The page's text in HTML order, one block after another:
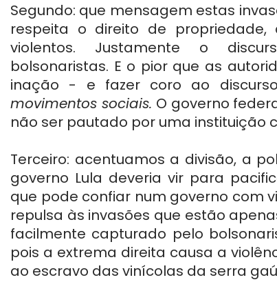
Segundo: que mensagem estas
respeita o direito de
violentos. Justamente o
bolsonaristas. E o pior que as
inação - e fazer coro ao
movimentos sociais. O governo
não ser pautado por uma instituição
Terceiro: acentuamos a divisão, a
governo Lula deveria vir para
que pode confiar num governo com
repulsa às invasões que estão
facilmente capturado pelo
pois a extrema direita causa a
ao escravo das vinícolas da serra